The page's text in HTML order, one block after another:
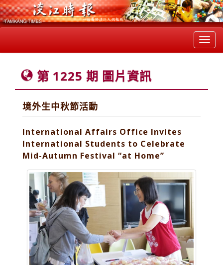
第 1225 期 圖片資訊
境外生中秋節活動
International Affairs Office Invites
International Students to Celebrate
Mid-Autumn Festival “at Home”